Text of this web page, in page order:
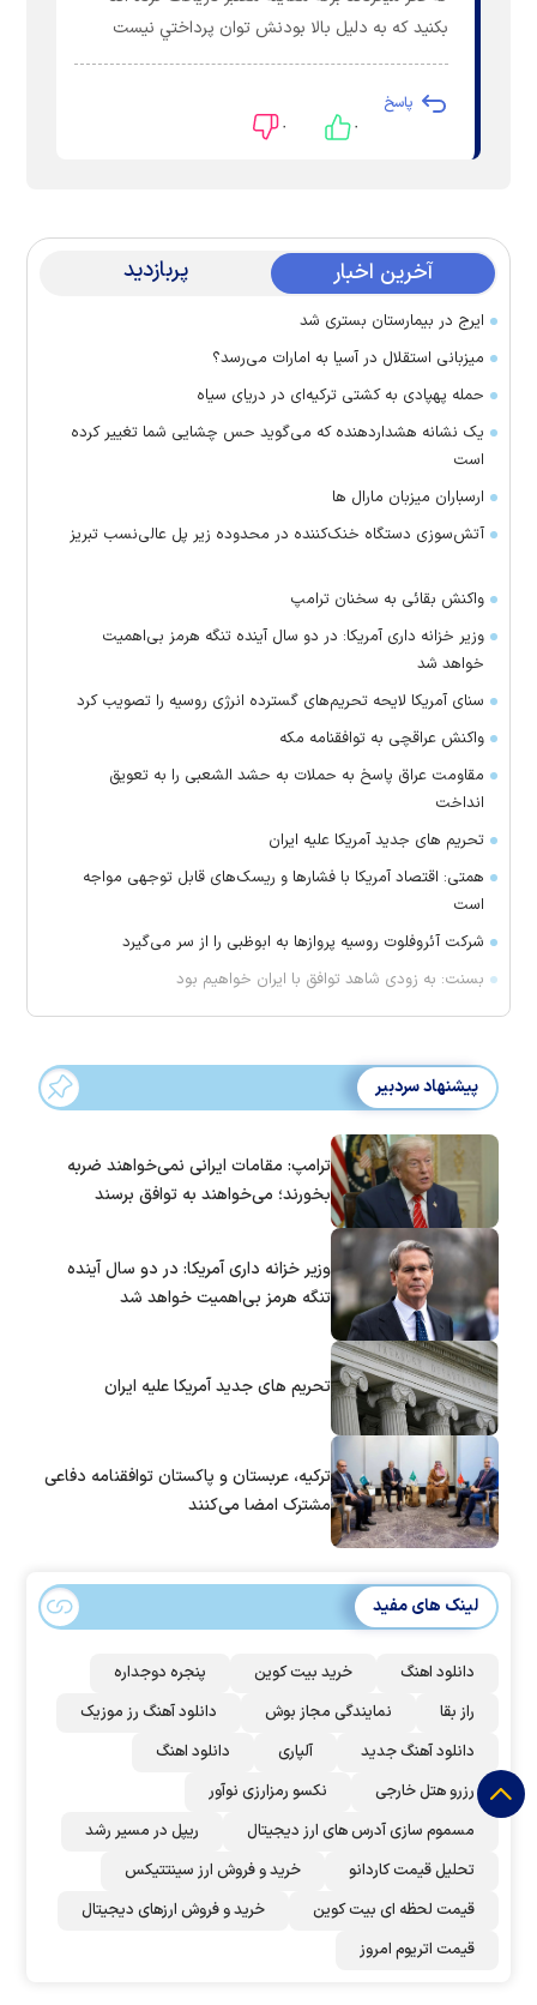
بكنيد كه به دليل بالا بودنش توان پرداختي نيست
پاسخ
۰ ۰
آخرین اخبار پربازدید
ایرج در بیمارستان بستری شد
میزبانی استقلال در آسیا به امارات می‌رسد؟
حمله پهپادی به کشتی ترکیه‌ای در دریای سیاه
یک نشانه هشداردهنده که می‌گوید حس چشایی شما تغییر کرده
است
ارسباران میزبان مارال ها
آتش‌سوزی دستگاه خنک‌کننده در محدوده زیر پل عالی‌نسب تبریز
واکنش بقائی به سخنان ترامپ
وزیر خزانه داری آمریکا: در دو سال آینده تنگه هرمز بی‌اهمیت
خواهد شد
سنای آمریکا لایحه تحریم‌های گسترده انرژی روسیه را تصویب کرد
واکنش عراقچی به توافقنامه مکه
مقاومت عراق پاسخ به حملات به حشد الشعبی را به تعویق
انداخت
تحریم های جدید آمریکا علیه ایران
همتی: اقتصاد آمریکا با فشارها و ریسک‌های قابل توجهی مواجه
است
شرکت آئروفلوت روسیه پرواز‌ها به ابوظبی را از سر می‌گیرد
بسنت: به زودی شاهد توافق با ایران خواهیم بود
پیشنهاد سردبیر
ترامپ: مقامات ایرانی نمی‌خواهند ضربه
بخورند؛ می‌خواهند به توافق برسند
وزیر خزانه داری آمریکا: در دو سال آینده
تنگه هرمز بی‌اهمیت خواهد شد
تحریم های جدید آمریکا علیه ایران
ترکیه، عربستان و پاکستان توافقنامه دفاعی
مشترک امضا می‌کنند
لینک های مفید
دانلود اهنگ خرید بیت کوین
پنجره دوجداره
راز بقا
نمایندگی مجاز بوش
دانلود آهنگ رز‌ موزیک
دانلود آهنگ جدید
آلپاری
دانلود اهنگ
رزرو هتل خارجی
نکسو رمزارزی نوآور
مسموم سازی آدرس های ارز دیجیتال
ریپل در مسیر رشد
تحلیل قیمت کاردانو
خرید و فروش ارز سینتتیکس
قیمت لحظه ای بیت کوین
خرید و فروش ارزهای دیجیتال
قیمت اتریوم امروز